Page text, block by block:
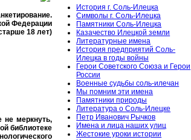
Федерации
18 лет)
не меркнуть,
библиотеке
История г. Соль-Илецка
Символы г. Соль-Илецка
Памятники Соль-Илецка
Казачество Илецкой земли
Литературные имена
История предприятий Соль-
Илецка в годы войны
Герои Советского Союза и Герои
России
Военные судьбы соль-илечан
Мы помним эти имена
Памятники природы
Литература о Соль-Илецке
Петр Иванович Рычков
Имена и лица наших улиц
Жестокие уроки истории